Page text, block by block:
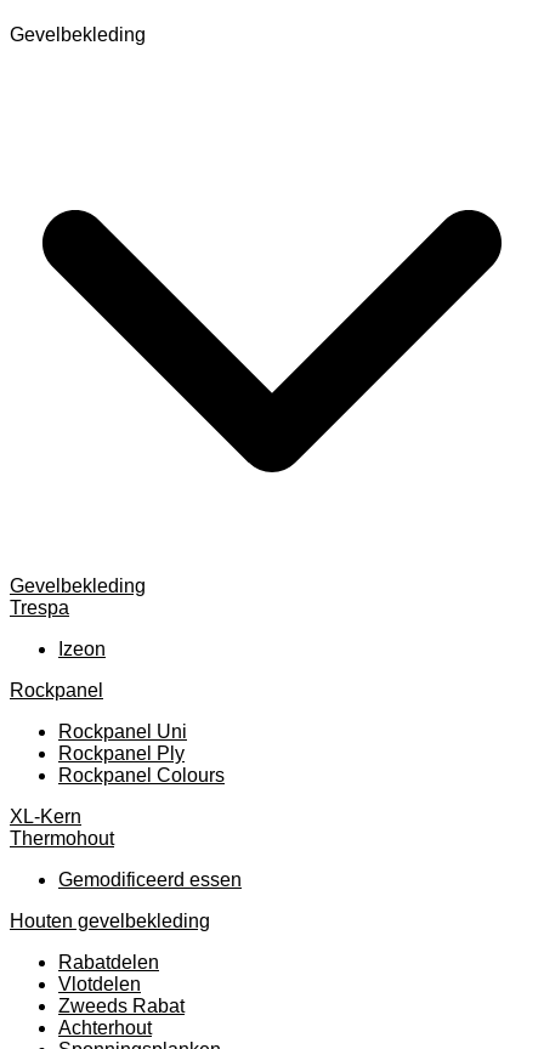
Gevelbekleding
Gevelbekleding
Trespa
Izeon
Rockpanel
Rockpanel Uni
Rockpanel Ply
Rockpanel Colours
XL-Kern
Thermohout
Gemodificeerd essen
Houten gevelbekleding
Rabatdelen
Vlotdelen
Zweeds Rabat
Achterhout